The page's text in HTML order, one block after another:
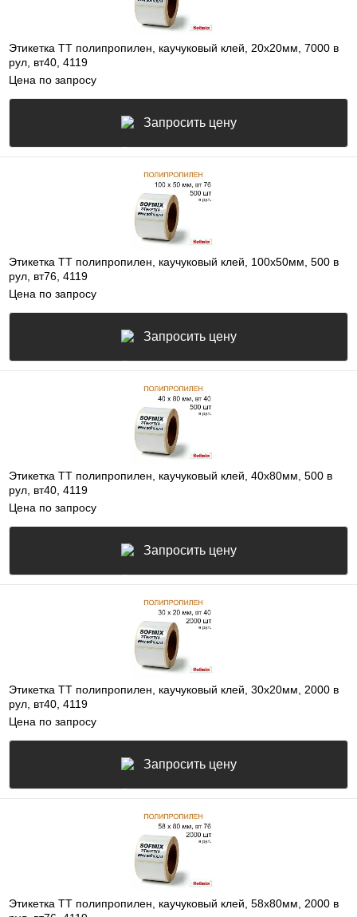
Этикетка ТТ полипропилен, каучуковый клей, 20х20мм, 7000 в
рул, вт40, 4119
Цена по запросу
Запросить цену
Этикетка ТТ полипропилен, каучуковый клей, 100х50мм, 500 в
рул, вт76, 4119
Цена по запросу
Запросить цену
Этикетка ТТ полипропилен, каучуковый клей, 40х80мм, 500 в
рул, вт40, 4119
Цена по запросу
Запросить цену
Этикетка ТТ полипропилен, каучуковый клей, 30х20мм, 2000 в
рул, вт40, 4119
Цена по запросу
Запросить цену
Этикетка ТТ полипропилен, каучуковый клей, 58х80мм, 2000 в